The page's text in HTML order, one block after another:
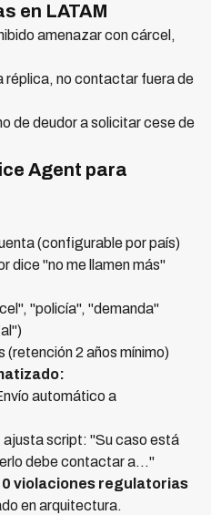
en LATAM
amenazar con cárcel,
réplica, no contactar fuera de
de deudor a solicitar cese de
Agent para
(configurable por país)
dice "no me llamen más"
"policía", "demanda"
(retención 2 años mínimo)
automático a
script: "Su caso está
debe contactar a..."
0 violaciones regulatorias
en arquitectura.